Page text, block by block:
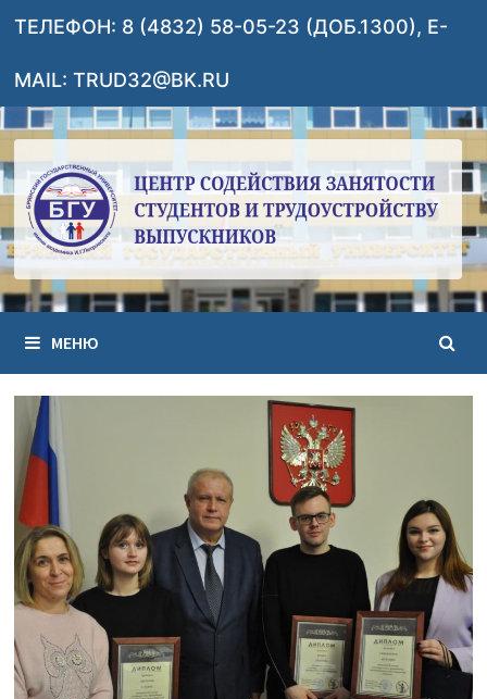
Перейти
содержимому
ТЕЛЕФОН: 8 (4832) 58-05-23 (ДОБ.1300), E-
MAIL: TRUD32@BK.RU
МЕНЮ